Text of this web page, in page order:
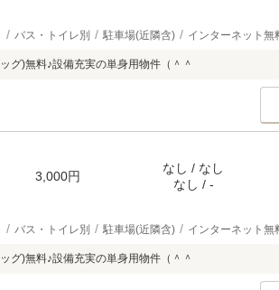
バス・トイレ別 駐車場(近隣含) インターネット無
グ)無料♪設備充実の単身用物件（＾＾
3,000円
なし / なし
なし / -
バス・トイレ別 駐車場(近隣含) インターネット無
グ)無料♪設備充実の単身用物件（＾＾